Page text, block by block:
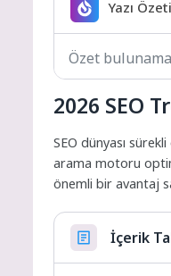
Yazı
Özet
2026 SEO
SEO dünyası
arama motoru
önemli bir avantaj
İçerik